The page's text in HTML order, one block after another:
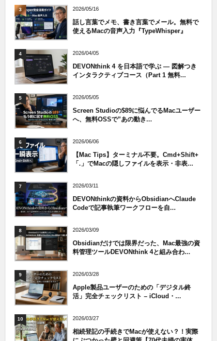
3 2026/05/16
話し言葉でメモ、書き言葉でメール。無料で
使えるMacの音声入力『TypeWhisper』
4 2026/04/05
DEVONthink 4 を日本語で学ぶ — 図解つき
インタラクティブコース（Part 1 無料...
5 2026/05/05
Screen Studioの$89に悩んでるMacユーザー
へ、無料OSSで”あの動き...
6 2026/06/06
【Mac Tips】ターミナル不要。Cmd+Shift+
「.」でMacの隠しファイルを表示・非表...
7 2026/03/11
DEVONthinkの資料からObsidianへClaude
Codeで記事執筆ワークフローを自...
8 2026/03/09
Obsidianだけでは限界だった、Mac最強の資
料管理ツールDEVONthink 4と組み合わ...
9 2026/03/28
Apple製品ユーザーのための「デジタル終
活」完全チェックリスト – iCloud・...
10 2026/03/27
相続登記の手続きでMacが使えない？！実際